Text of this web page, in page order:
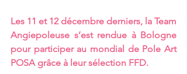
Les 11 et 12 décembre derniers, la Team
Angiepoleuse s’est rendue à Bologne
pour participer au mondial de Pole Art
POSA grâce à leur sélection FFD.